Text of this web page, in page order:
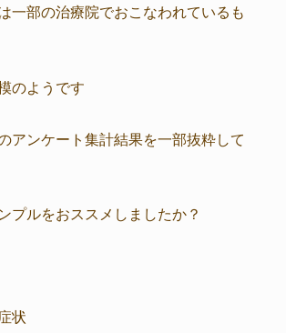
一部の治療院でおこなわれているも
のようです
アンケート集計結果を一部抜粋して
プルをおススメしましたか？
状